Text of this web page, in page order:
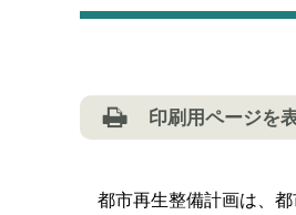
印刷用ページを
都市再生整備計画は、都